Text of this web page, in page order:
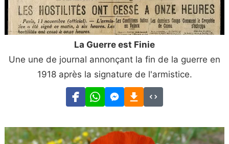
La Guerre est Finie
Une une de journal annonçant la fin de la guerre en
1918 après la signature de l'armistice.